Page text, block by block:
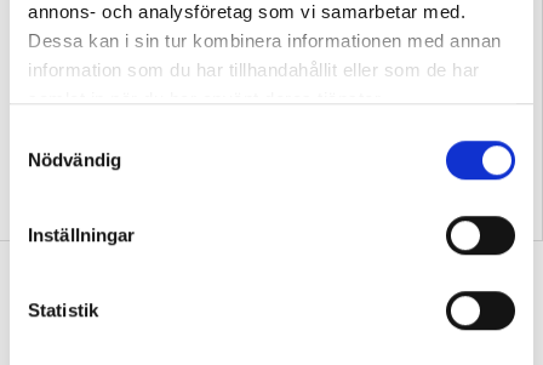
annons- och analysföretag som vi samarbetar med.
Dessa kan i sin tur kombinera informationen med annan
information som du har tillhandahållit eller som de har
samlat in när du har använt deras tjänster.
Nödvändig
Inställningar
Statistik
Nyheter
My klarade inte att gå till skolan – nu